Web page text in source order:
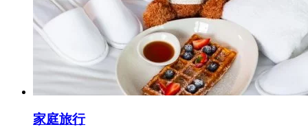
家庭旅行